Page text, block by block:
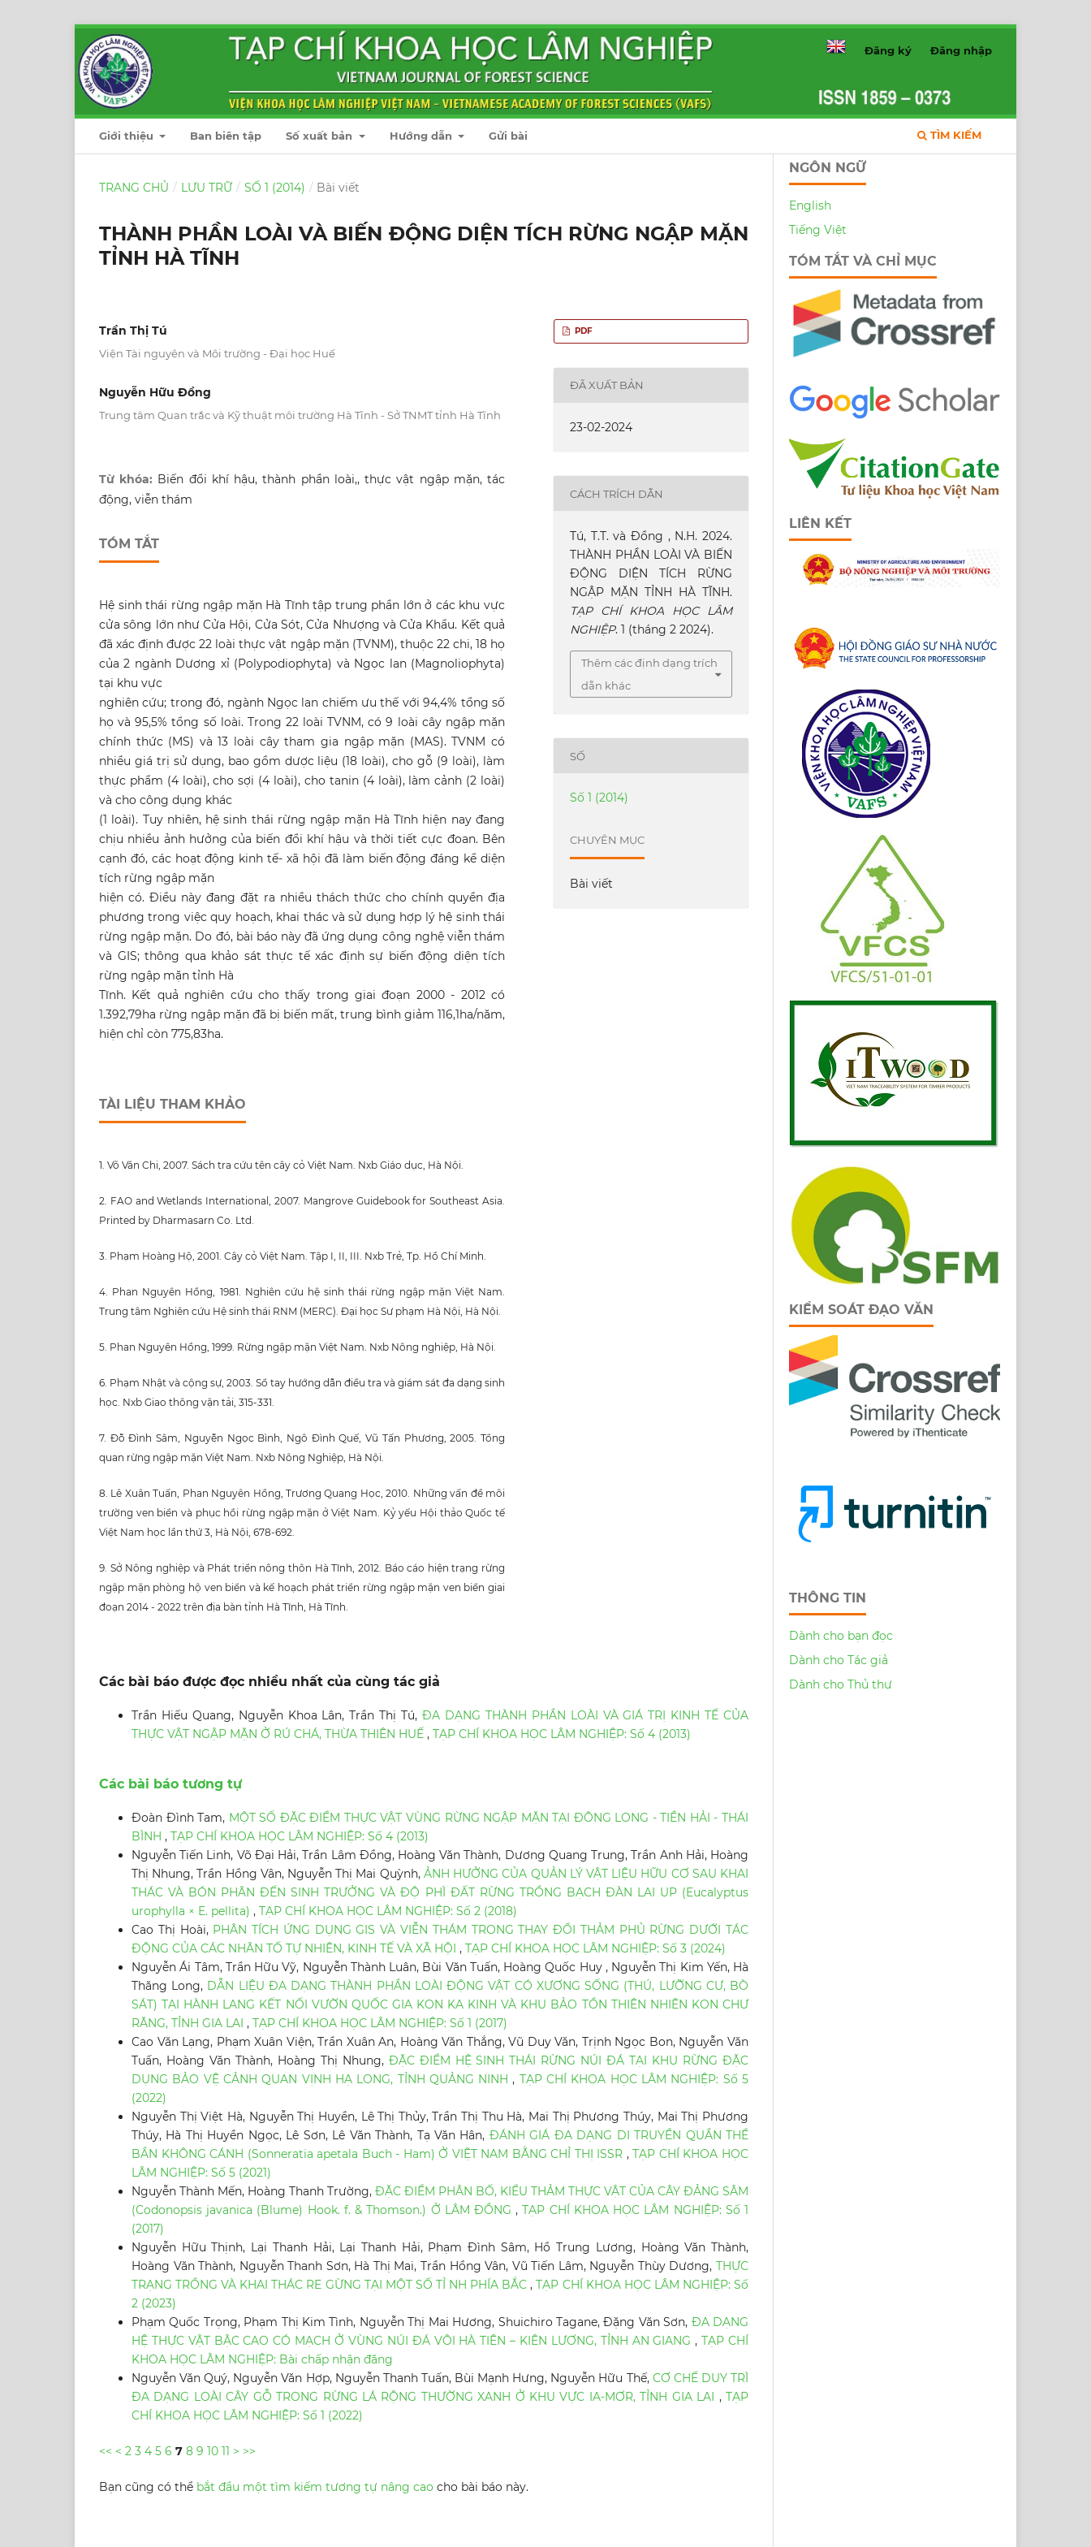
Giới thiệu Ban biên tập Số xuất bản Hướng dẫn Gửi bài TÌM KIẾM
Đăng ký Đăng nhập
TRANG CHỦ / LƯU TRỮ / SỐ 1 (2014) / Bài viết
THÀNH PHẦN LOÀI VÀ BIẾN ĐỘNG DIỆN TÍCH RỪNG NGẬP MẶN
TỈNH HÀ TĨNH
Trần Thị Tú
Viện Tài nguyên và Môi trường - Đại học Huế
Nguyễn Hữu Đồng
Trung tâm Quan trắc và Kỹ thuật môi trường Hà Tĩnh - Sở TNMT tỉnh Hà Tĩnh
Từ khóa: Biến đổi khí hậu, thành phần loài,, thực vật ngập mặn, tác
động, viễn thám
TÓM TẮT
Hệ sinh thái rừng ngập mặn Hà Tĩnh tập trung phần lớn ở các khu vực
cửa sông lớn như Cửa Hội, Cửa Sót, Cửa Nhượng và Cửa Khẩu. Kết quả
đã xác định được 22 loài thực vật ngập mặn (TVNM), thuộc 22 chi, 18 họ
của 2 ngành Dương xỉ (Polypodiophyta) và Ngọc lan (Magnoliophyta)
tại khu vực
nghiên cứu; trong đó, ngành Ngọc lan chiếm ưu thế với 94,4% tổng số
họ và 95,5% tổng số loài. Trong 22 loài TVNM, có 9 loài cây ngập mặn
chính thức (MS) và 13 loài cây tham gia ngập mặn (MAS). TVNM có
nhiều giá trị sử dụng, bao gồm dược liệu (18 loài), cho gỗ (9 loài), làm
thực phẩm (4 loài), cho sợi (4 loài), cho tanin (4 loài), làm cảnh (2 loài)
và cho công dụng khác
(1 loài). Tuy nhiên, hệ sinh thái rừng ngập mặn Hà Tĩnh hiện nay đang
chịu nhiều ảnh hưởng của biến đổi khí hậu và thời tiết cực đoan. Bên
cạnh đó, các hoạt động kinh tế- xã hội đã làm biến động đáng kể diện
tích rừng ngập mặn
hiện có. Điều này đang đặt ra nhiều thách thức cho chính quyền địa
phương trong việc quy hoạch, khai thác và sử dụng hợp lý hệ sinh thái
rừng ngập mặn. Do đó, bài báo này đã ứng dụng công nghệ viễn thám
và GIS; thông qua khảo sát thực tế xác định sự biến động diện tích
rừng ngập mặn tỉnh Hà
Tĩnh. Kết quả nghiên cứu cho thấy trong giai đoạn 2000 - 2012 có
1.392,79ha rừng ngập mặn đã bị biến mất, trung bình giảm 116,1ha/năm,
hiện chỉ còn 775,83ha.
TÀI LIỆU THAM KHẢO
1. Võ Văn Chi, 2007. Sách tra cứu tên cây cỏ Việt Nam. Nxb Giáo dục, Hà Nội.
2. FAO and Wetlands International, 2007. Mangrove Guidebook for Southeast Asia.
Printed by Dharmasarn Co. Ltd.
3. Phạm Hoàng Hộ, 2001. Cây cỏ Việt Nam. Tập I, II, III. Nxb Trẻ, Tp. Hồ Chí Minh.
4. Phan Nguyên Hồng, 1981. Nghiên cứu hệ sinh thái rừng ngập mặn Việt Nam.
Trung tâm Nghiên cứu Hệ sinh thái RNM (MERC). Đại học Sư phạm Hà Nội, Hà Nội.
5. Phan Nguyên Hồng, 1999. Rừng ngập mặn Việt Nam. Nxb Nông nghiệp, Hà Nội.
6. Phạm Nhật và cộng sự, 2003. Sổ tay hướng dẫn điều tra và giám sát đa dạng sinh
học. Nxb Giao thông vận tải, 315-331.
7. Đỗ Đình Sâm, Nguyễn Ngọc Bình, Ngô Đình Quế, Vũ Tấn Phương, 2005. Tổng
quan rừng ngập mặn Việt Nam. Nxb Nông Nghiệp, Hà Nội.
8. Lê Xuân Tuấn, Phan Nguyên Hồng, Trương Quang Học, 2010. Những vấn đề môi
trường ven biển và phục hồi rừng ngập mặn ở Việt Nam. Kỷ yếu Hội thảo Quốc tế
Việt Nam học lần thứ 3, Hà Nội, 678-692.
9. Sở Nông nghiệp và Phát triển nông thôn Hà Tĩnh, 2012. Báo cáo hiện trạng rừng
ngập mặn phòng hộ ven biển và kế hoạch phát triển rừng ngập mặn ven biển giai
đoạn 2014 - 2022 trên địa bàn tỉnh Hà Tĩnh, Hà Tĩnh.
PDF
ĐÃ XUẤT BẢN
23-02-2024
CÁCH TRÍCH DẪN
Tú, T.T. và Đồng , N.H. 2024.
THÀNH PHẦN LOÀI VÀ BIẾN
ĐỘNG DIỆN TÍCH RỪNG
NGẬP MẶN TỈNH HÀ TĨNH.
TẠP CHÍ KHOA HỌC LÂM
NGHIỆP. 1 (tháng 2 2024).
Thêm các định dạng trích
dẫn khác
SỐ
Số 1 (2014)
CHUYÊN MỤC
Bài viết
Các bài báo được đọc nhiều nhất của cùng tác giả
Trần Hiếu Quang, Nguyễn Khoa Lân, Trần Thị Tú,ĐA DẠNG THÀNH PHẦN LOÀI VÀ GIÁ TRỊ KINH TẾ CỦA
THỰC VẬT NGẬP MẶN Ở RÚ CHÁ, THỪA THIÊN HUẾ , TẠP CHÍ KHOA HỌC LÂM NGHIỆP: Số 4 (2013)
Các bài báo tương tự
Đoàn Đình Tam, MỘT SỐ ĐẶC ĐIỂM THỰC VẬT VÙNG RỪNG NGẬP MẶN TẠI ĐÔNG LONG - TIỀN HẢI - THÁI
BÌNH , TẠP CHÍ KHOA HỌC LÂM NGHIỆP: Số 4 (2013)
Nguyễn Tiến Linh, Võ Đại Hải, Trần Lâm Đồng, Hoàng Văn Thành, Dương Quang Trung, Trần Anh Hải, Hoàng
Thị Nhung, Trần Hồng Vân, Nguyễn Thị Mai Quỳnh, ẢNH HƯỞNG CỦA QUẢN LÝ VẬT LIỆU HỮU CƠ SAU KHAI
THÁC VÀ BÓN PHÂN ĐẾN SINH TRƯỞNG VÀ ĐỘ PHÌ ĐẤT RỪNG TRỒNG BẠCH ĐÀN LAI UP (Eucalyptus
urophylla × E. pellita) , TẠP CHÍ KHOA HỌC LÂM NGHIỆP: Số 2 (2018)
Cao Thị Hoài, PHÂN TÍCH ỨNG DỤNG GIS VÀ VIỄN THÁM TRONG THAY ĐỔI THẢM PHỦ RỪNG DƯỚI TÁC
ĐỘNG CỦA CÁC NHÂN TỐ TỰ NHIÊN, KINH TẾ VÀ XÃ HỘI , TẠP CHÍ KHOA HỌC LÂM NGHIỆP: Số 3 (2024)
Nguyễn Ái Tâm, Trần Hữu Vỹ, Nguyễn Thành Luân, Bùi Văn Tuấn, Hoàng Quốc Huy , Nguyễn Thị Kim Yến, Hà
Thăng Long, DẪN LIỆU ĐA DẠNG THÀNH PHẦN LOÀI ĐỘNG VẬT CÓ XƯƠNG SỐNG (THÚ, LƯỠNG CƯ, BÒ
SÁT) TẠI HÀNH LANG KẾT NỐI VƯỜN QUỐC GIA KON KA KINH VÀ KHU BẢO TỒN THIÊN NHIÊN KON CHƯ
RĂNG, TỈNH GIA LAI , TẠP CHÍ KHOA HỌC LÂM NGHIỆP: Số 1 (2017)
Cao Văn Lạng, Phạm Xuân Viện, Trần Xuân An, Hoàng Văn Thắng, Vũ Duy Văn, Trịnh Ngọc Bon, Nguyễn Văn
Tuấn, Hoàng Văn Thành, Hoàng Thị Nhung, ĐẶC ĐIỂM HỆ SINH THÁI RỪNG NÚI ĐÁ TẠI KHU RỪNG ĐẶC
DỤNG BẢO VỆ CẢNH QUAN VỊNH HẠ LONG, TỈNH QUẢNG NINH, TẠP CHÍ KHOA HỌC LÂM NGHIỆP: Số 5
(2022)
Nguyễn Thị Việt Hà, Nguyễn Thị Huyền, Lê Thị Thủy, Trần Thị Thu Hà, Mai Thị Phương Thúy, Mai Thị Phương
Thúy, Hà Thị Huyền Ngọc, Lê Sơn, Lê Văn Thành, Tạ Văn Hân, ĐÁNH GIÁ ĐA DẠNG DI TRUYỀN QUẦN THỂ
BẦN KHÔNG CÁNH (Sonneratia apetala Buch - Ham) Ở VIỆT NAM BẰNG CHỈ THỊ ISSR ,TẠP CHÍ KHOA HỌC
LÂM NGHIỆP: Số 5 (2021)
Nguyễn Thành Mến, Hoàng Thanh Trường, ĐẶC ĐIỂM PHÂN BỐ, KIỂU THẢM THỰC VẬT CỦA CÂY ĐẢNG SÂM
(Codonopsis javanica (Blume) Hook. f. & Thomson.) Ở LÂM ĐỒNG,TẠP CHÍ KHOA HỌC LÂM NGHIỆP: Số 1
(2017)
Nguyễn Hữu Thịnh, Lại Thanh Hải, Lại Thanh Hải, Phạm Đình Sâm, Hồ Trung Lương, Hoàng Văn Thành,
Hoàng Văn Thành, Nguyễn Thanh Sơn, Hà Thị Mai, Trần Hồng Vân, Vũ Tiến Lâm, Nguyễn Thùy Dương, THỰC
TRẠNG TRỒNG VÀ KHAI THÁC RE GỪNG TẠI MỘT SỐ TỈ NH PHÍA BẮC,TẠP CHÍ KHOA HỌC LÂM NGHIỆP: Số
2 (2023)
Phạm Quốc Trọng, Phạm Thị Kim Tình, Nguyễn Thị Mai Hương, Shuichiro Tagane, Đặng Văn Sơn, ĐA DẠNG
HỆ THỰC VẬT BẬC CAO CÓ MẠCH Ở VÙNG NÚI ĐÁ VÔI HÀ TIÊN – KIÊN LƯƠNG, TỈNH AN GIANG,TẠP CHÍ
KHOA HỌC LÂM NGHIỆP: Bài chấp nhận đăng
Nguyễn Văn Quý, Nguyễn Văn Hợp, Nguyễn Thanh Tuấn, Bùi Mạnh Hưng, Nguyễn Hữu Thế, CƠ CHẾ DUY TRÌ
ĐA DẠNG LOÀI CÂY GỖ TRONG RỪNG LÁ RỘNG THƯỜNG XANH Ở KHU VỰC IA-MƠR, TỈNH GIA LAI ,TẠP
CHÍ KHOA HỌC LÂM NGHIỆP: Số 1 (2022)
<< < 2 3 4 5 6 7 8 9 10 11 > >>
Bạn cũng có thể bắt đầu một tìm kiếm tương tự nâng cao cho bài báo này.
NGÔN NGỮ
English
Tiếng Việt
TÓM TẮT VÀ CHỈ MỤC
LIÊN KẾT
KIỂM SOÁT ĐẠO VĂN
THÔNG TIN
Dành cho bạn đọc
Dành cho Tác giả
Dành cho Thủ thư